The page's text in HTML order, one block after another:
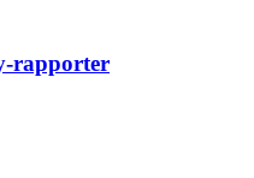
rapporter